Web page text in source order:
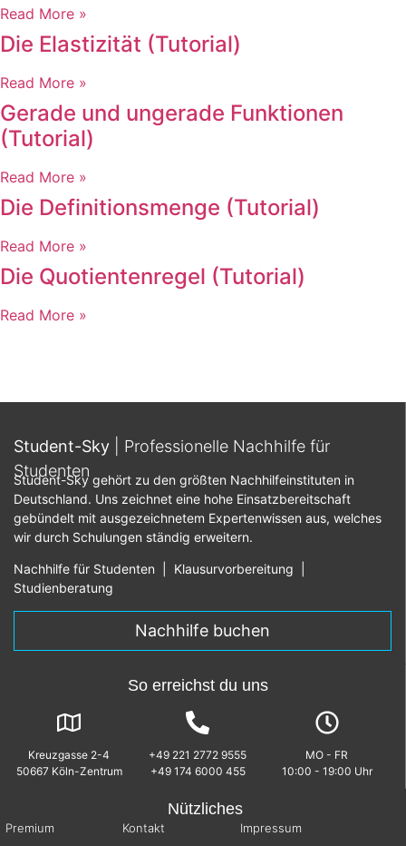
Read More »
Die Elastizität (Tutorial)
Read More »
Gerade und ungerade Funktionen
(Tutorial)
Read More »
Die Definitionsmenge (Tutorial)
Read More »
Die Quotientenregel (Tutorial)
Read More »
Student-Sky
| Professionelle Nachhilfe für
Studenten
Student-Sky gehört zu den größten Nachhilfeinstituten in
Deutschland. Uns zeichnet eine hohe Einsatzbereitschaft
gebündelt mit ausgezeichnetem Expertenwissen aus, welches
wir durch Schulungen ständig erweitern.
Nachhilfe für Studenten Klausurvorbereitung
Studienberatung
Nachhilfe buchen
So erreichst du uns
Kreuzgasse 2-4
50667 Köln-Zentrum
+49 221 2772 9555
+49 174 6000 455
MO - FR
10:00 - 19:00 Uhr
Nützliches
Premium Kontakt Impressum